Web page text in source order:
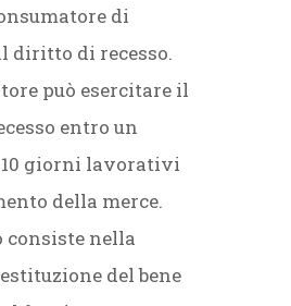
di
diritto di recesso.
può esercitare il
entro un
giorni lavorativi
della merce.
nella
del bene